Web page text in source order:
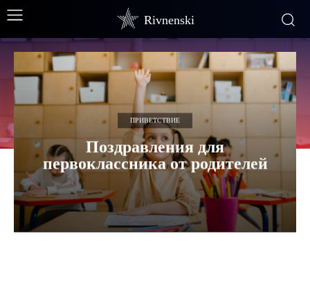
Rivnenski
ПРИВЕТСТВИЕ
Поздравления для
первоклассника от родителей